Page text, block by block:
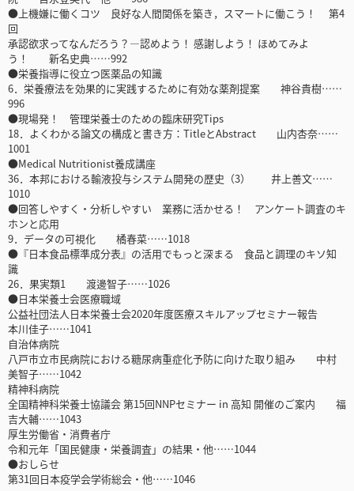
●上機嫌に働くコツ 良好な人間関係を築き，スマートに働こう！ 第4
回
承認欲求ってなんだろう？―認めよう！ 感謝しよう！ ほめてみよ
う！ 新名史典……992
●栄養指導に役立つ医薬品の知識
6．栄養療法を効果的に実践するために有効な薬剤提案 神谷貴樹……
996
●現場発！ 管理栄養士のための臨床研究Tips
18．よくわかる論文の構成と書き方：TitleとAbstract 山内杏奈……
1001
●Medical Nutritionist養成講座
36．本邦における輸液投与システム開発の歴史（3） 井上善文……
1010
●回答しやすく・分析しやすい 業務に活かせる！ アンケート調査のキ
ホンと応用
9．データの可視化 橘春菜……1018
●『日本食品標準成分表』の活用でもっと深まる 食品と調理のキソ知
識
26．果実類1 渡邊智子……1026
●日本栄養士会医療職域
公益社団法人日本栄養士会2020年度医療スキルアップセミナー報告
本川佳子……1041
自治体病院
八戸市立市民病院における糖尿病重症化予防に向けた取り組み 中村
美智子……1042
精神科病院
全国精神科栄養士協議会 第15回NNPセミナー in 高知 開催のご案内 福
吉大輔……1043
厚生労働省・消費者庁
令和元年「国民健康・栄養調査」の結果・他……1044
●おしらせ
第31回日本疫学会学術総会・他……1046